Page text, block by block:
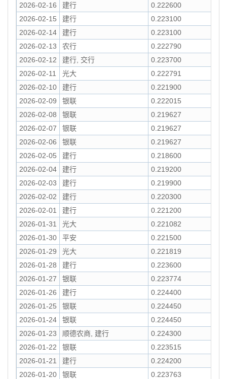
2026-02-16
建行
0.222600
2026-02-15
建行
0.223100
2026-02-14
建行
0.223100
2026-02-13
农行
0.222790
2026-02-12
建行, 交行
0.223700
2026-02-11
光大
0.222791
2026-02-10
建行
0.221900
2026-02-09
银联
0.222015
2026-02-08
银联
0.219627
2026-02-07
银联
0.219627
2026-02-06
银联
0.219627
2026-02-05
建行
0.218600
2026-02-04
建行
0.219200
2026-02-03
建行
0.219900
2026-02-02
建行
0.220300
2026-02-01
建行
0.221200
2026-01-31
光大
0.221082
2026-01-30
平安
0.221500
2026-01-29
光大
0.221819
2026-01-28
建行
0.223600
2026-01-27
银联
0.223774
2026-01-26
建行
0.224400
2026-01-25
银联
0.224450
2026-01-24
银联
0.224450
2026-01-23
顺德农商, 建行
0.224300
2026-01-22
银联
0.223515
2026-01-21
建行
0.224200
2026-01-20
银联
0.223763